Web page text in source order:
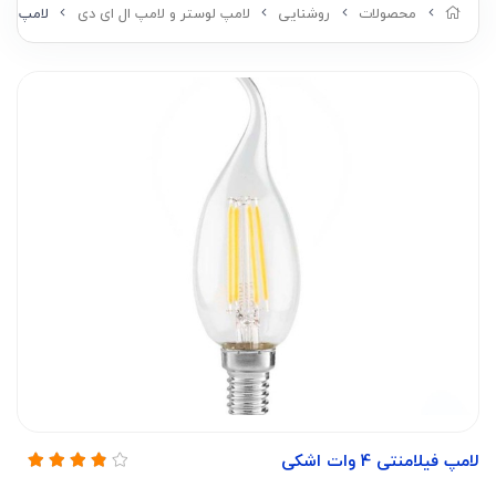
محصولات روشنایی لامپ لوستر و لامپ ال ای دی لامپ
لامپ فیلامنتی 4 وات اشکی